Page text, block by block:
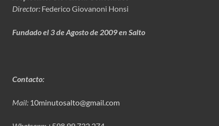
Director: Federico Giovanoni Honsi
Fundado el 3 de Agosto de 2009 en Salto
Contacto:
Mail: 10minutosalto@gmail.com